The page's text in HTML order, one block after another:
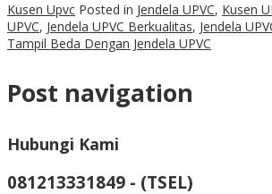
Kusen Upvc Posted in Jendela UPVC, Kusen
UPVC, Jendela UPVC Berkualitas, Jendela
Tampil Beda Dengan Jendela UPVC
Post navigation
Hubungi Kami
081213331849 - (TSEL)